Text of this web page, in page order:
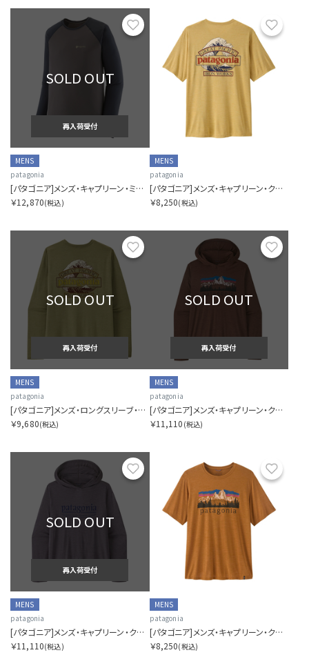
お気に入り
SOLD OUT
再入荷受付
MENS
patagonia
[パタゴニア]メンズ・キャプリーン・ミッドウェイト・クルー
￥12,870(税込)
MENS
patagonia
[パタゴニア]メンズ・キャプリーン・クール・デイリー・シャツ（グレート・ウェーブス）
￥8,250(税込)
お気に入り
SOLD OUT
再入荷受付
MENS
patagonia
[パタゴニア]メンズ・ロングスリーブ・キャプリーン・クール・デイリー・シャツ（グレート・ウェーブス）
￥9,680(税込)
SOLD OUT
再入荷受付
MENS
patagonia
[パタゴニア]メンズ・キャプリーン・クール・デイリー・フーディ（フィッツロイ・フットヒルズ）
￥11,110 (税込)
お気に入り
SOLD OUT
再入荷受付
MENS
patagonia
[パタゴニア]メンズ・キャプリーン・クール・デイリー・フーディ（ハット・トリッパー）
￥11,110(税込)
MENS
patagonia
[パタゴニア]メンズ・キャプリーン・クール・デイリー・シャツ（フィッツロイ・フットヒルズ）
￥8,250(税込)